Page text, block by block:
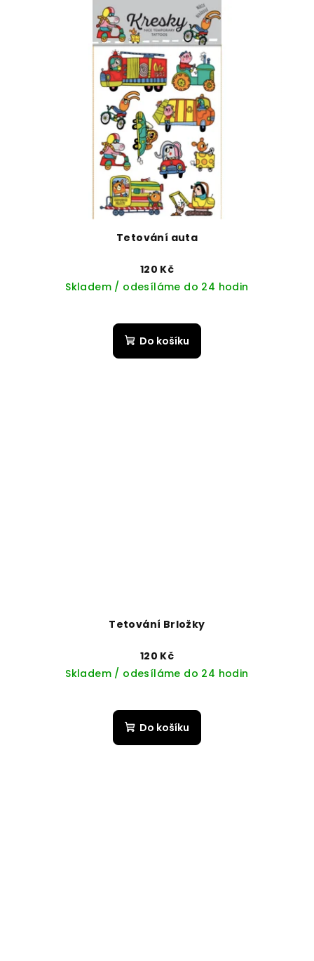
Tetování auta
120 Kč
Skladem / odesíláme do 24 hodin
Do košíku
Tetování Brložky
120 Kč
Skladem / odesíláme do 24 hodin
Do košíku